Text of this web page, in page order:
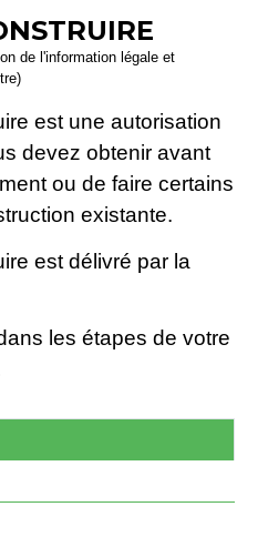
de l'information légale et
est une autorisation
devez obtenir avant
ou de faire certains
existante.
est délivré par la
les étapes de votre